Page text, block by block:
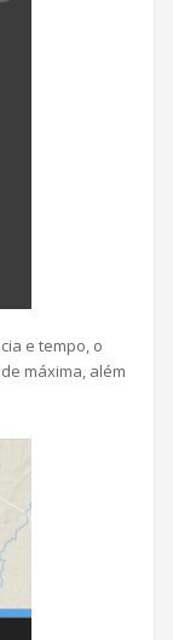
e tempo, o
máxima, além